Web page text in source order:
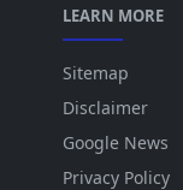
LEARN MORE
Sitemap
Disclaimer
Google News
Privacy Policy